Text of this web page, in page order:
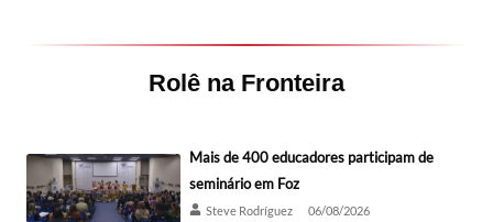
Rolê na Fronteira
Mais de 400 educadores participam de
seminário em Foz
Steve Rodríguez 06/08/2026